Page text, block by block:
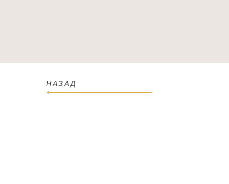
НАЗАД